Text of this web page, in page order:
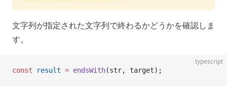
文字列が指定された文字列で終わるかどうかを確認しま
す。
typescript
const result = endsWith(str, target);